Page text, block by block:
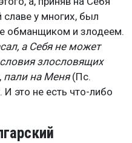
славе у многих, был
обманщиком и злодеем.
а Себя не может
злословящих
пали на Меня(Пс.
это не есть что-либо